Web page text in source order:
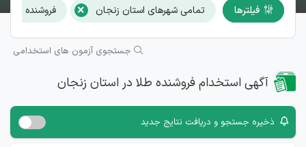
فیلترها تمامی شهرهای استان زنجان × فروشنده طلا
جستجوی آزمون های استخدامی
آگهی استخدام فروشنده طلا در استان زنجان
ذخیره جستجو و دریافت نتایج جدید